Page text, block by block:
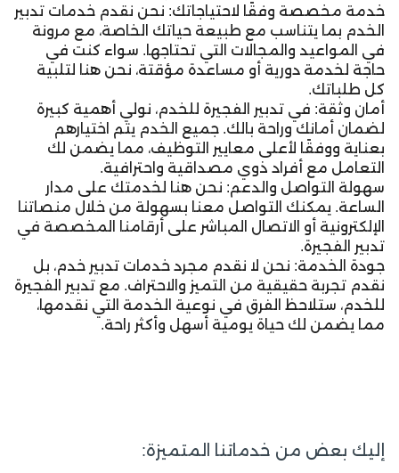
خدمة مخصصة وفقًا لاحتياجاتك: نحن نقدم خدمات تدبير
الخدم بما يتناسب مع طبيعة حياتك الخاصة، مع مرونة
في المواعيد والمجالات التي تحتاجها. سواء كنت في
حاجة لخدمة دورية أو مساعدة مؤقتة، نحن هنا لتلبية
كل طلباتك.
أمان وثقة: في تدبير الفجيرة للخدم، نولي أهمية كبيرة
لضمان أمانك وراحة بالك. جميع الخدم يتم اختيارهم
بعناية ووفقًا لأعلى معايير التوظيف، مما يضمن لك
التعامل مع أفراد ذوي مصداقية واحترافية.
سهولة التواصل والدعم: نحن هنا لخدمتك على مدار
الساعة. يمكنك التواصل معنا بسهولة من خلال منصاتنا
الإلكترونية أو الاتصال المباشر على أرقامنا المخصصة في
تدبير الفجيرة.
جودة الخدمة: نحن لا نقدم مجرد خدمات تدبير خدم، بل
نقدم تجربة حقيقية من التميز والاحتراف. مع تدبير الفجيرة
للخدم، ستلاحظ الفرق في نوعية الخدمة التي نقدمها،
مما يضمن لك حياة يومية أسهل وأكثر راحة.
إليك بعض من خدماتنا المتميزة: